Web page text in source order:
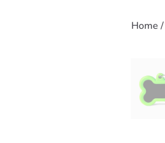
Home /